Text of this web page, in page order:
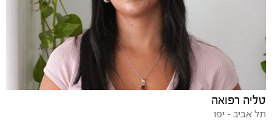
טליה רפואה
תל אביב - יפו